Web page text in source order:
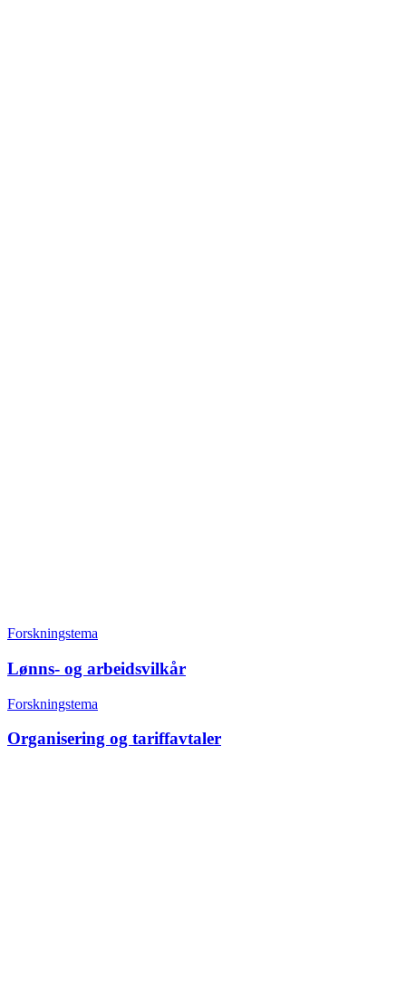
Forskningstema
Lønns- og arbeidsvilkår
Forskningstema
Organisering og tariffavtaler